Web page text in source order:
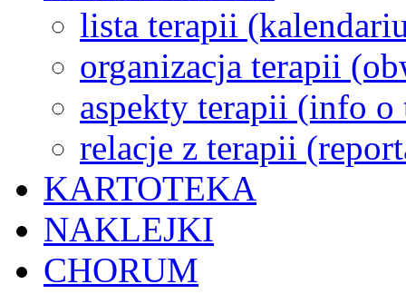
lista terapii
organizacja terapii
aspekty terapii (info o
relacje z terapii
KARTOTEKA
NAKLEJKI
CHORUM